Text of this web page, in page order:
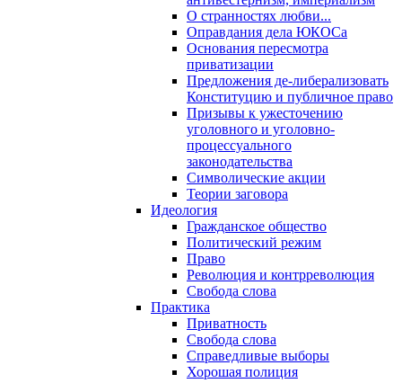
О странностях любви...
Оправдания дела ЮКОСа
Основания пересмотра
приватизации
Предложения де-либерализовать
Конституцию и публичное право
Призывы к ужесточению
уголовного и уголовно-
процессуального
законодательства
Символические акции
Теории заговора
Идеология
Гражданское общество
Политический режим
Право
Революция и контрреволюция
Свобода слова
Практика
Приватность
Свобода слова
Справедливые выборы
Хорошая полиция